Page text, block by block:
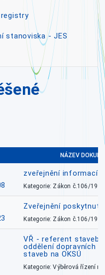
stanoviska - JES
NÁZEV
zveřejnění informací
Kategorie: Zákon č.106/1999
Zveřejnění
Kategorie: Zákon č.106/1999
VŘ - referent
oddělení dopravních
staveb na OKSÚ
Kategorie: Výběrová řízení